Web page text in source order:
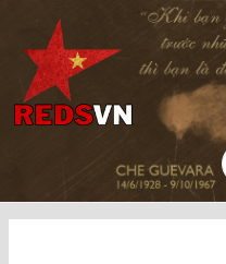
Kênh chia sẻ tri thức cộng đồng